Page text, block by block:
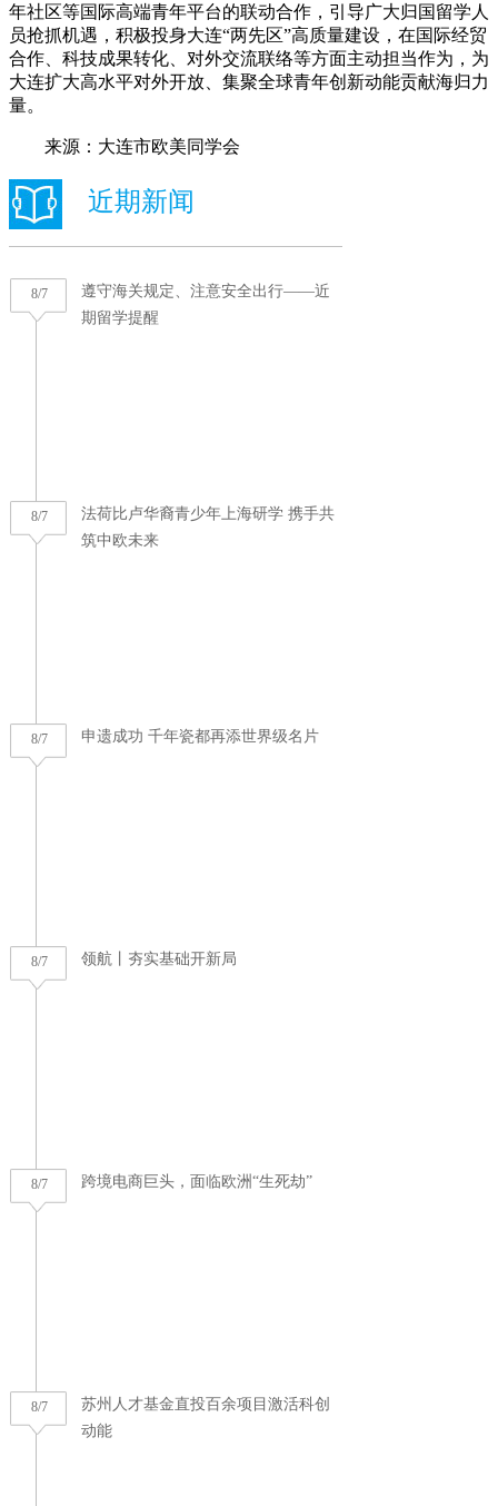
年社区等国际高端青年平台的联动合作，引导广大归国留学人
员抢抓机遇，积极投身大连“两先区”高质量建设，在国际经贸
合作、科技成果转化、对外交流联络等方面主动担当作为，为
大连扩大高水平对外开放、集聚全球青年创新动能贡献海归力
量。
来源：大连市欧美同学会